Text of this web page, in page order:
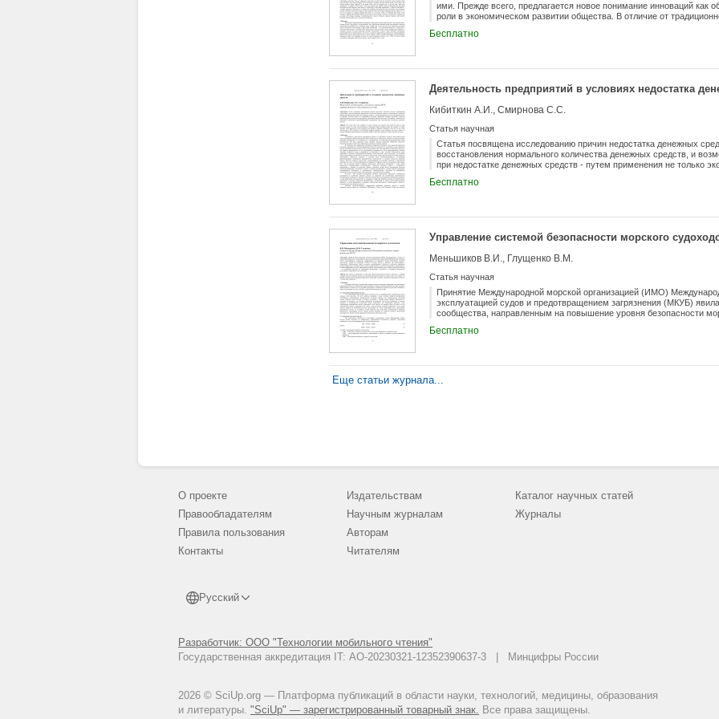
ими. Прежде всего, предлагается новое понимание инноваций как
роли в экономическом развитии общества. В отличие от
удовлетворение новой (или по-новому) потребности, создание
использования принятого и популярного в нашей стране понятия
предприятии. Предлагается использовать для описания
стратегическое планирование инноваций. Мероприятия по
позволяет выявить источники финансирования инноваций на
использовать портфолио-анализ направлений деятельности фирмы
перераспределения ресурсов (материальных, финансовых и
направления на развитие инноваций.
Бесплатно
Деятельность предприятий в условиях недостатка
Кибиткин А.И., Смирнова С.С.
Статья научная
Статья посвящена исследованию причин недостатка денежных
восстановления нормального количества денежных средств, и
при недостатке денежных средств - путем применения не только
предприятий, применения законодательства и договорных
Бесплатно
Управление системой безопасности морского
Меньшиков В.И., Глущенко В.М.
Статья научная
Принятие Международной морской организацией (ИМО)
эксплуатацией судов и предотвращением загрязнения (МКУБ)
сообщества, направленным на повышение уровня безопасности
международное сообщество сознательно направляет усилия
обеспечения и контроля за состоянием безопасности
Бесплатно
Еще статьи журнала...
О проекте
Правообладателям
Правила пользования
Контакты
Русский
Разработчик: ООО "Технологии мобильного чтения"
Государственная аккредитация IT: АО-20230321-12352390637-3 | Минцифры России
2026 © SciUp.org — Платформа публикаций в области науки, технологий, медицины, образования
и литературы. "SciUp" — зарегистрированный товарный знак. Все права защищены.
Издательствам
Научным журналам
Авторам
Читателям
Каталог научных статей
Журналы